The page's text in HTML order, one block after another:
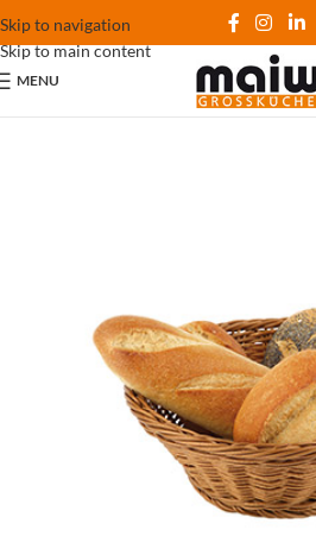
Skip to navigation
Skip to main content
MENU